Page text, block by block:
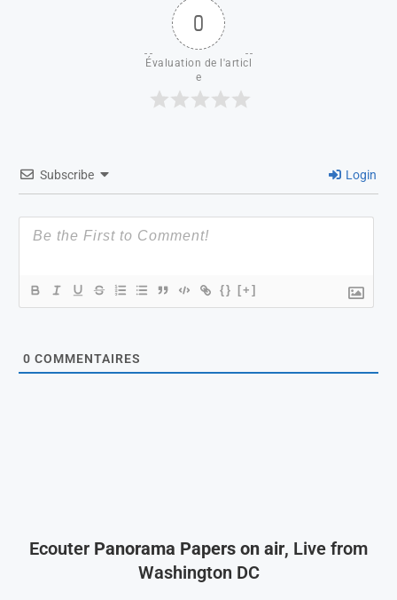
0
Évaluation de l'articl
e
Subscribe Login
{} [+]
0 COMMENTAIRES
Ecouter Panorama Papers on air, Live from
Washington DC